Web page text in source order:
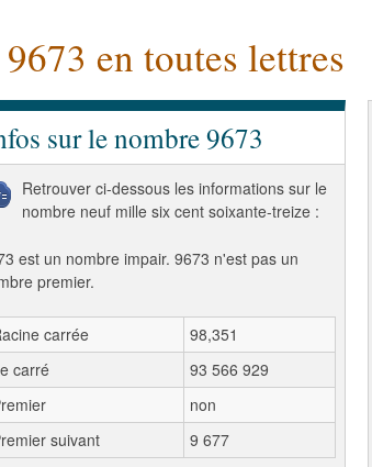
en toutes lettres
sur le nombre 9673
Retrouver ci-dessous les informations sur le
nombre neuf mille six cent soixante-treize :
est un nombre impair. 9673 n'est pas un
premier.
carrée
98,351
carré
93 566 929
non
suivant
9 677